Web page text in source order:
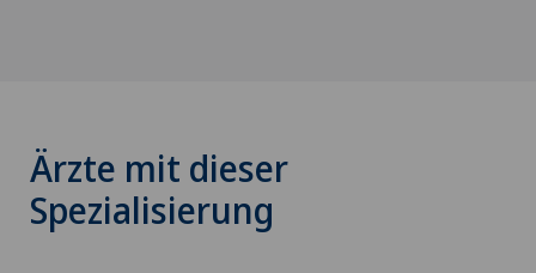
Ärzte mit dieser
Spezialisierung